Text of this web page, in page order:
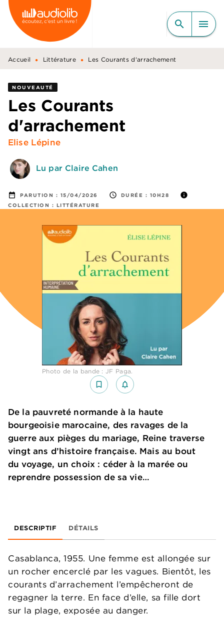
MENU RECHERCHE
CONTENU
PIED DE PAGE
search menu
Accueil • Littérature • Les Courants d'arrachement
NOUVEAUTÉ
Les Courants
d'arrachement
Elise Lépine
Lu par Claire Cahen
date_range PARUTION : 15/04/2026 access_time DURÉE : 10H28 info
COLLECTION : LITTÉRATURE
Photo de la bande : JF Paga.
bookmark_border notifications_none_outlined
De la pauvreté normande à la haute
bourgeoisie marocaine, des ravages de la
guerre aux pièges du mariage, Reine traverse
vingt ans d’histoire française. Mais au bout
du voyage, un choix : céder à la marée ou
reprendre possession de sa vie…
DESCRIPTIF DÉTAILS
Casablanca, 1955. Une femme est allongée sur
un rocher encerclé par les vagues. Bientôt, les
courants d’arrachement l’empêcheront de
regagner la terre. En face d’elle, sa fille dort
sur la plage, exposée au danger.